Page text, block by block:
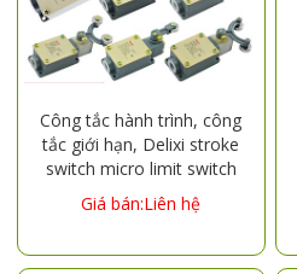
Công tắc hành trình, công
tắc giới hạn, Delixi stroke
switch micro limit switch
LX19-001, LX19-111, LX19-
121, LX19-131, LX19-212,
Giá bán:Liên hệ